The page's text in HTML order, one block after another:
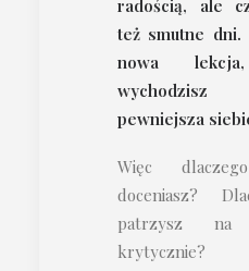
radością, ale
też smutne dni.
nowa
pewniejsza
Więc
doceniasz?
patrzysz
krytycznie?